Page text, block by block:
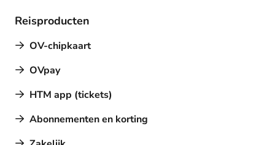
Reisproducten
OV-chipkaart
OVpay
HTM app (tickets)
Abonnementen en korting